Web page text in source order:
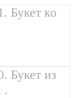
Букет ко
Букет из
.